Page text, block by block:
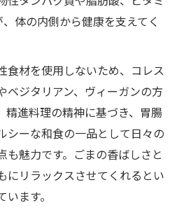
に合う薬味と盛り付けテク
胡麻豆腐作り方提案
の簡単時短レシピが支持さ
作り方の片栗粉活用テクニ
体の内側から健康を支えてく
食材を使用しないため、コレス
ベジタリアン、ヴィーガンの方
精進料理の精神に基づき、胃腸
シーな和食の一品として日々の
も魅力です。ごまの香ばしさと
にリラックスさせてくれるとい
ます。